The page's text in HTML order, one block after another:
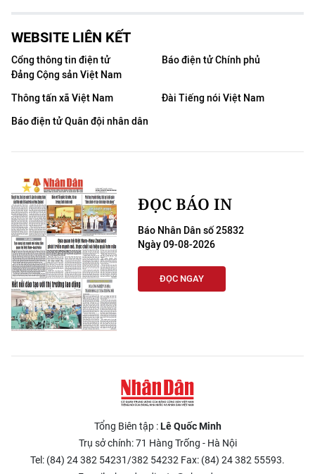
WEBSITE LIÊN KẾT
Cổng thông tin điện tử
Đảng Cộng sản Việt Nam
Báo điện tử Chính phủ
Thông tấn xã Việt Nam
Đài Tiếng nói Việt Nam
Báo điện tử Quân đội nhân dân
ĐỌC BÁO IN
Báo Nhân Dân số 25832
Ngày 09-08-2026
ĐỌC NGAY
Tổng Biên tập :Lê Quốc Minh
Trụ sở chính: 71 Hàng Trống - Hà Nội
Tel: (84) 24 382 54231/382 54232 Fax: (84) 24 382 55593.